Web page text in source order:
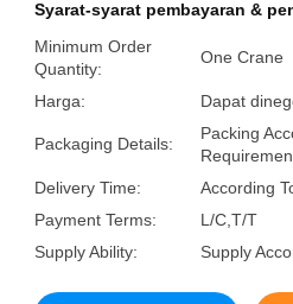
Syarat-syarat pembayaran &
Minimum Order
Quantity:
One Crane
Harga: Dapat
Packaging Details:
Packing
Delivery Time:
According
Payment Terms:
L/C,T/T
Supply Ability:
Supply